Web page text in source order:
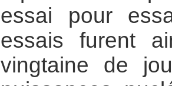
essai pour
essais furent
vingtaine de